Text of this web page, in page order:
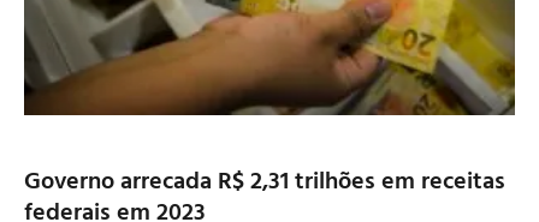
Governo arrecada R$ 2,31 trilhões em receitas
federais em 2023